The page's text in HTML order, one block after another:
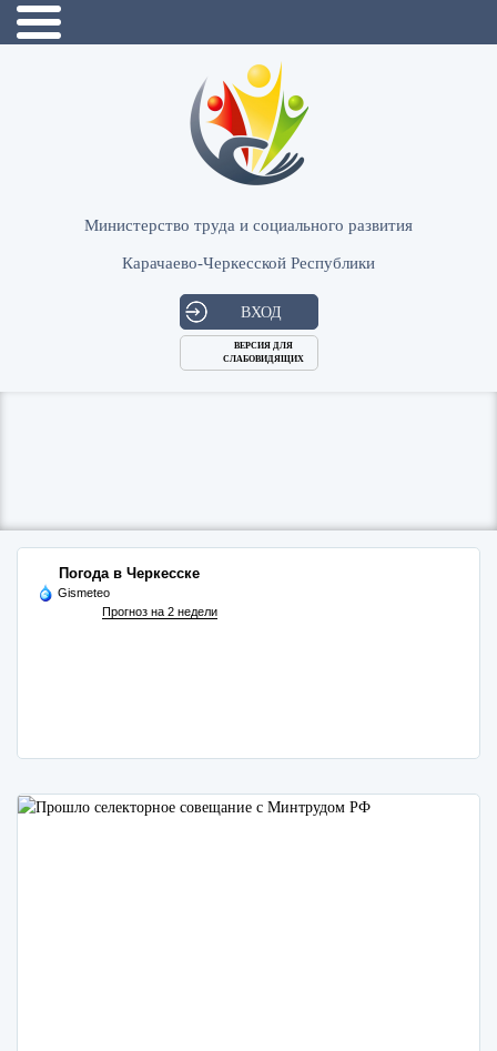
Министерство труда и социального развития
Карачаево-Черкесской Республики
ВХОД
ВЕРСИЯ ДЛЯ
СЛАБОВИДЯЩИХ
Погода в Черкесске
Gismeteo
Прогноз на 2 недели